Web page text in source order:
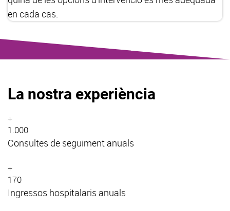
en cada cas.
La nostra experiència
+
1.000
Consultes de seguiment anuals
+
170
Ingressos hospitalaris anuals